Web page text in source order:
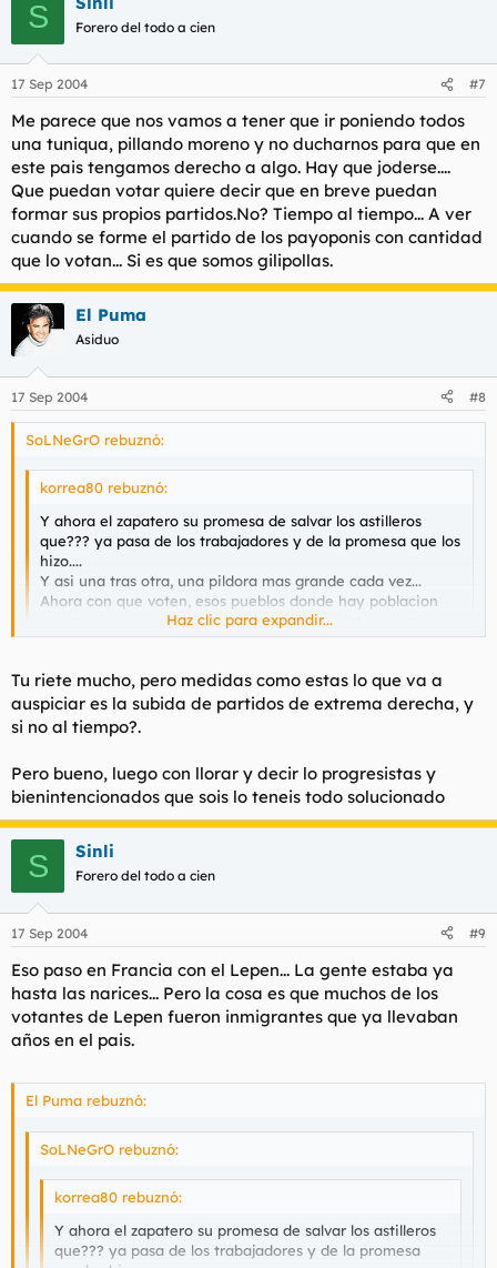
S Forero del todo a cien
17 Sep 2004 #7
Me parece que nos vamos a tener que ir poniendo todos
una tuniqua, pillando moreno y no ducharnos para que en
este pais tengamos derecho a algo. Hay que joderse....
Que puedan votar quiere decir que en breve puedan
formar sus propios partidos.No? Tiempo al tiempo... A ver
cuando se forme el partido de los payoponis con cantidad
que lo votan... Si es que somos gilipollas.
El Puma
Asiduo
17 Sep 2004 #8
SoLNeGrO rebuznó:
korrea80 rebuznó:
Y ahora el zapatero su promesa de salvar los astilleros
que??? ya pasa de los trabajadores y de la promesa que los
hizo....
Y asi una tras otra, una pildora mas grande cada vez...
Ahora con que voten, esos pueblos donde hay poblacion
marroqui se van a ir a la mierda, nos conquistan poco a
poco y en silencio y encima los del psoe los ayudan...
Yo me estoy dejando bigote ya
Haz clic para expandir...
Tu riete mucho, pero medidas como estas lo que va a
auspiciar es la subida de partidos de extrema derecha, y
si no al tiempo?.
Pero bueno, luego con llorar y decir lo progresistas y
bienintencionados que sois lo teneis todo solucionado
S Sinli
Forero del todo a cien
17 Sep 2004 #9
Eso paso en Francia con el Lepen... La gente estaba ya
hasta las narices... Pero la cosa es que muchos de los
votantes de Lepen fueron inmigrantes que ya llevaban
años en el pais.
El Puma rebuznó:
SoLNeGrO rebuznó:
korrea80 rebuznó:
Y ahora el zapatero su promesa de salvar los astilleros
que??? ya pasa de los trabajadores y de la promesa